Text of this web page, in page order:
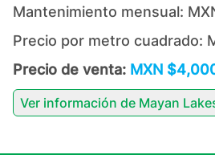
Mantenimiento mensual:
Precio por metro cuadrado:
Precio de venta: MXN
Ver información de Mayan